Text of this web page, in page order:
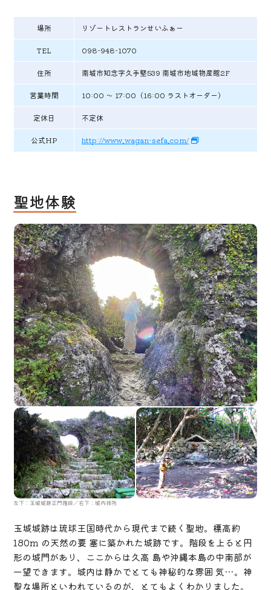
場所 リゾートレストランせいふぁー
TEL 098-948-1070
住所 南城市知念字久手堅539 南城市地域物産館2F
営業時間 10:00 ～ 17:00（16:00 ラストオーダー）
定休日 不定休
公式HP http://www.wagan-sefa.com/
聖地体験
左下：玉城城跡正門階段／右下：城内拝所
玉城城跡は琉球王国時代から現代まで続く聖地。標高約
180m の天然の要 塞に築かれた城跡です。階段を上ると円
形の城門があり、ここからは久高 島や沖縄本島の中南部が
一望できます。城内は静かでとても神秘的な雰囲 気…。神
聖な場所といわれているのが、とてもよくわかりました。